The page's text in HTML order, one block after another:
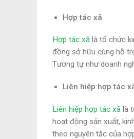
Hợp tác xã
Hợp tác xã là tổ chức
đồng sở hữu cùng hỗ
Tương tự như doanh
Liên hiệp hợp tác
Liên hiệp hợp tác xã là
hoạt động sản xuất,
theo nguyên tắc của